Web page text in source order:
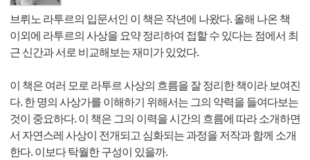
브뤼노 라투르의 입문서인 이 책은 작년에 나왔다. 올해 나온 책
이외에 라투르의 사상을 요약 정리하여 접할 수 있다는 점에서 최
근 신간과 서로 비교해보는 재미가 있었다.
이 책은 여러 모로 라투르 사상의 흐름을 잘 정리한 책이라 보여진
다. 한 명의 사상가를 이해하기 위해서는 그의 약력을 들여다보는
것이 중요하다. 이 책은 그의 이력을 시간의 흐름에 따라 소개하면
서 자연스레 사상이 전개되고 심화되는 과정을 저작과 함께 소개
한다. 이보다 탁월한 구성이 있을까.